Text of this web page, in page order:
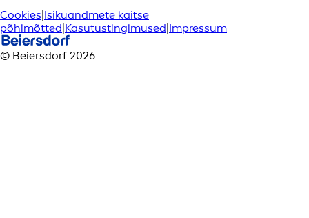
Cookies|Isikuandmete kaitse
põhimõtted|Kasutustingimused|Impressum
© Beiersdorf 2026